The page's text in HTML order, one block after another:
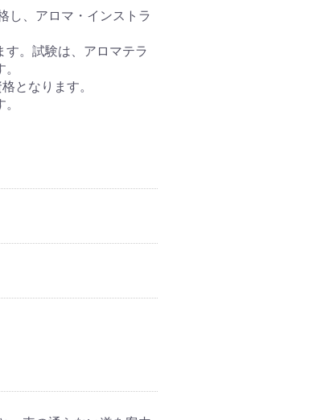
し、アロマ・インストラ
。試験は、アロマテラ
となります。